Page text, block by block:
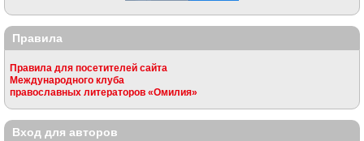
Правила
Правила для посетителей сайта
Международного клуба
православных литераторов «Омилия»
Вход для авторов